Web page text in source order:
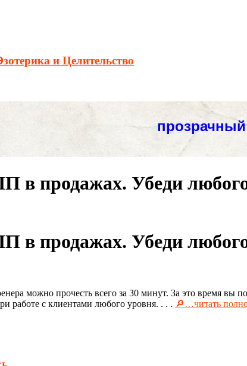
и Целительство
в продажах. Убеди
в продажах. Убеди
можно прочесть всего за 30 минут. За это время
работе с клиентами любого уровня. . . . 🔎…читать